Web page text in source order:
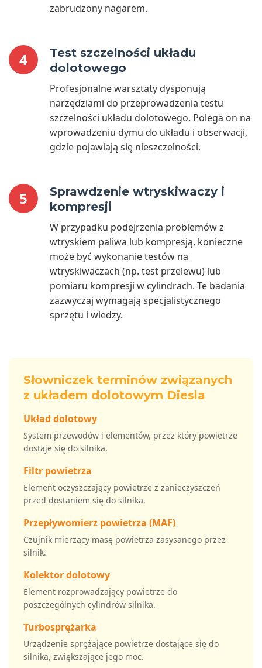
zabrudzony nagarem.
4
Test szczelności układu
dolotowego
Profesjonalne warsztaty dysponują
narzędziami do przeprowadzenia testu
szczelności układu dolotowego. Polega on na
wprowadzeniu dymu do układu i obserwacji,
gdzie pojawiają się nieszczelności.
5
Sprawdzenie wtryskiwaczy i
kompresji
W przypadku podejrzenia problemów z
wtryskiem paliwa lub kompresją, konieczne
może być wykonanie testów na
wtryskiwaczach (np. test przelewu) lub
pomiaru kompresji w cylindrach. Te badania
zazwyczaj wymagają specjalistycznego
sprzętu i wiedzy.
Słowniczek terminów związanych
z układem dolotowym Diesla
Układ dolotowy
System przewodów i elementów, przez który powietrze
dostaje się do silnika.
Filtr powietrza
Element oczyszczający powietrze z zanieczyszczeń
przed dostaniem się do silnika.
Przepływomierz powietrza (MAF)
Czujnik mierzący masę powietrza zasysanego przez
silnik.
Kolektor dolotowy
Element rozprowadzający powietrze do
poszczególnych cylindrów silnika.
Turbosprężarka
Urządzenie sprężające powietrze dostające się do
silnika, zwiększające jego moc.